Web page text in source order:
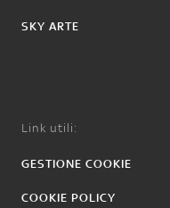
SKY ARTE
Link utili:
GESTIONE COOKIE
COOKIE POLICY